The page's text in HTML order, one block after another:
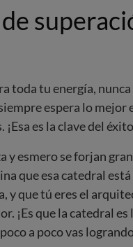
toda tu energía,
espera lo mejor
¡Esa es la clave del éxito
y esmero se forjan
que esa catedral
y que tú eres el
¡Es que la catedral es
a poco vas